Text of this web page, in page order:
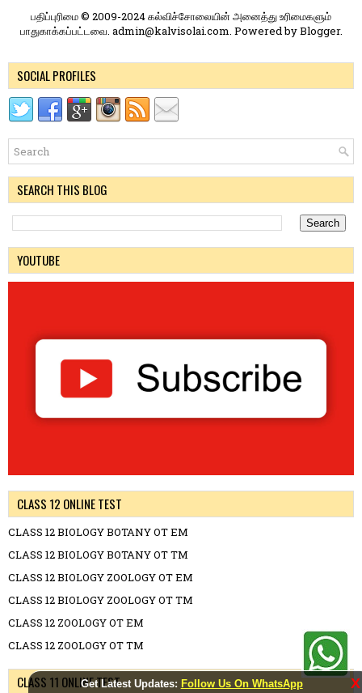
Get Latest Updates: Follow Us On WhatsApp X
பதிப்புரிமை © 2009-2024 கல்விச்சோலையின் அனைத்து உரிமைகளும்
பாதுகாக்கப்பட்டவை. admin@kalvisolai.com. Powered byBlogger.
SOCIAL PROFILES
SEARCH THIS BLOG
YOUTUBE
CLASS 12 ONLINE TEST
CLASS 12 BIOLOGY BOTANY OT EM
CLASS 12 BIOLOGY BOTANY OT TM
CLASS 12 BIOLOGY ZOOLOGY OT EM
CLASS 12 BIOLOGY ZOOLOGY OT TM
CLASS 12 ZOOLOGY OT EM
CLASS 12 ZOOLOGY OT TM
CLASS 11 ONLINE TEST